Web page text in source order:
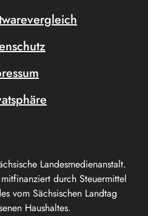
Landesmedienanstalt.
durch Steuermittel
vom Sächsischen Landtag
Haushaltes.